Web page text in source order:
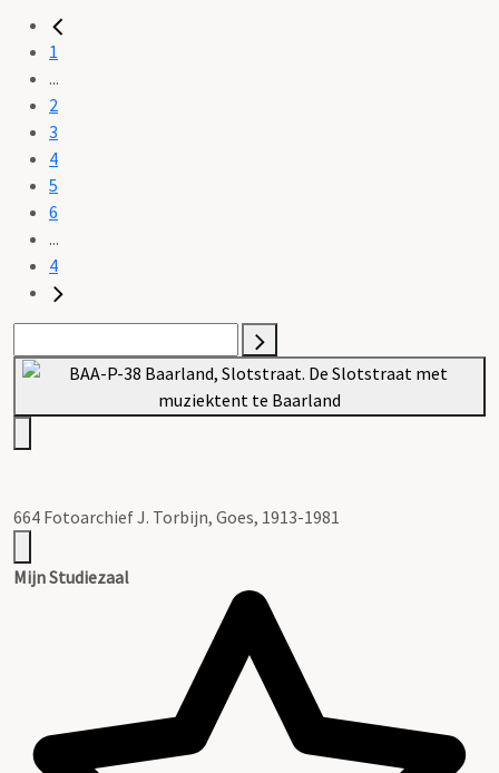
1
...
2
3
4
5
6
...
4
664 Fotoarchief J. Torbijn, Goes, 1913-1981
Mijn Studiezaal